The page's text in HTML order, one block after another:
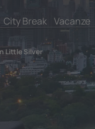
City Break Vacanze
Little Silver